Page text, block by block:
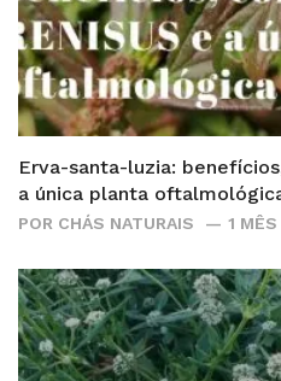
Erva-santa-luzia:
a única planta
POR CHÁS NATURAIS 1